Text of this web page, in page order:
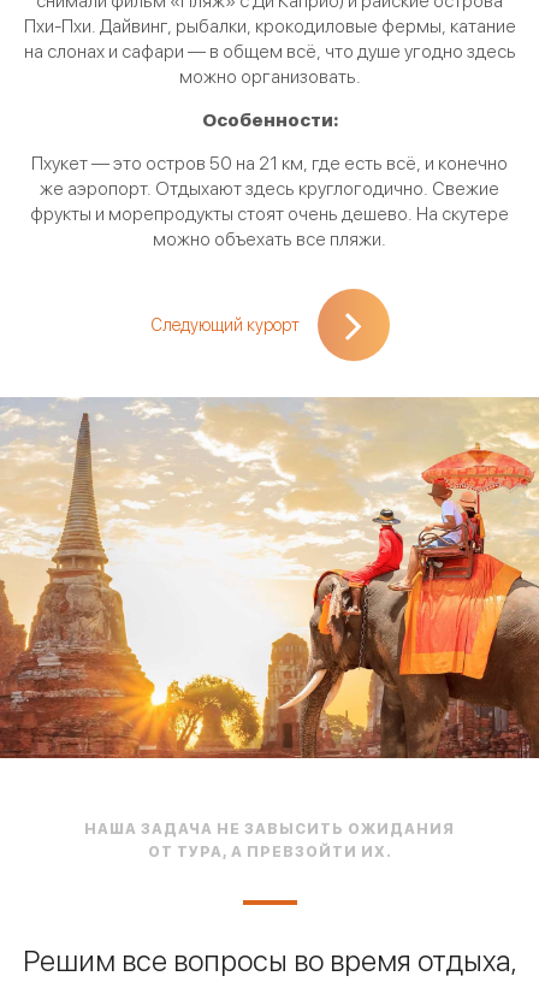
Пхи-Пхи. Дайвинг, рыбалки, крокодиловые фермы, катание
на слонах и сафари — в общем всё, что душе угодно здесь
можно организовать.
Особенности:
Пхукет — это остров 50 на 21 км, где есть всё, и конечно
же аэропорт. Отдыхают здесь круглогодично. Свежие
фрукты и морепродукты стоят очень дешево. На скутере
можно объехать все пляжи.
Следующий курорт
НАША ЗАДАЧА НЕ ЗАВЫСИТЬ ОЖИДАНИЯ
ОТ ТУРА, А ПРЕВЗОЙТИ ИХ.
Решим все вопросы во время отдыха,